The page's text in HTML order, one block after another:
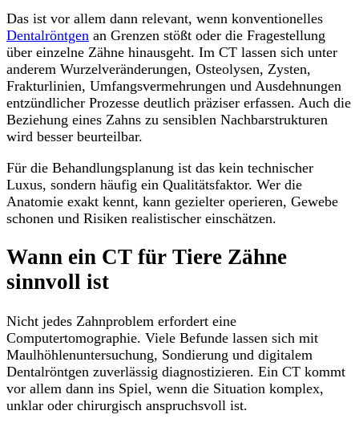
Das ist vor allem dann relevant, wenn konventionelles
Dentalröntgen an Grenzen stößt oder die Fragestellung
über einzelne Zähne hinausgeht. Im CT lassen sich unter
anderem Wurzelveränderungen, Osteolysen, Zysten,
Frakturlinien, Umfangsvermehrungen und Ausdehnungen
entzündlicher Prozesse deutlich präziser erfassen. Auch die
Beziehung eines Zahns zu sensiblen Nachbarstrukturen
wird besser beurteilbar.
Für die Behandlungsplanung ist das kein technischer
Luxus, sondern häufig ein Qualitätsfaktor. Wer die
Anatomie exakt kennt, kann gezielter operieren, Gewebe
schonen und Risiken realistischer einschätzen.
Wann ein CT für Tiere Zähne
sinnvoll ist
Nicht jedes Zahnproblem erfordert eine
Computertomographie. Viele Befunde lassen sich mit
Maulhöhlenuntersuchung, Sondierung und digitalem
Dentalröntgen zuverlässig diagnostizieren. Ein CT kommt
vor allem dann ins Spiel, wenn die Situation komplex,
unklar oder chirurgisch anspruchsvoll ist.